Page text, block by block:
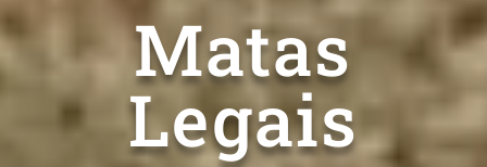
Matas
Legais